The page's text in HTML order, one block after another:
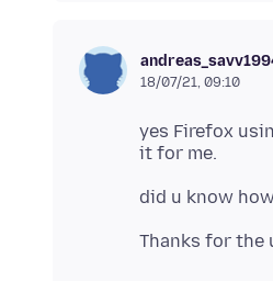
18/07/21, 09:10
yes Firefox